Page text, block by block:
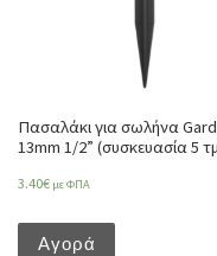
Πασαλάκι για σωλήνα
13mm 1/2” (συσκευασία 5
3.40€ με ΦΠΑ
Αγορά